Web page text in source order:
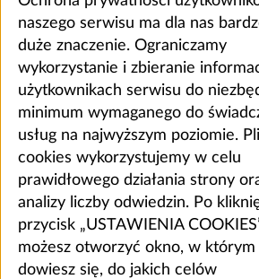
naszego serwisu ma dla nas
duże znaczenie. Ograniczamy
wykorzystanie i zbieranie
użytkownikach serwisu do
minimum wymaganego do
usług na najwyższym poziomie.
cookies wykorzystujemy w celu
prawidłowego działania strony
analizy liczby odwiedzin. Po
przycisk „USTAWIENIA
możesz otworzyć okno, w którym
dowiesz się, do jakich celów